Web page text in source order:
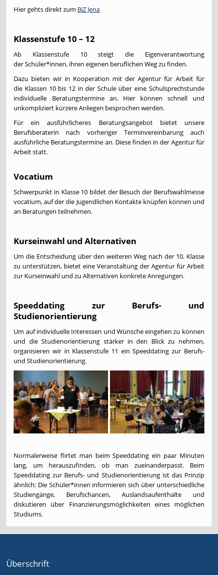
Hier gehts direkt zum BiZ Jena
Klassenstufe 10 – 12
Ab Klassenstufe 10 steigt die Eigenverantwortung
der Schüler*innen, ihren eigenen beruflichen Weg zu finden.
Dazu bieten wir in Kooperation mit der Agentur für Arbeit für
die Klassen 10 bis 12 in der Schule über eine Schulsprechstunde
individuelle Beratungstermine an. Hier können schnell und
unkompliziert kürzere Anliegen besprochen werden.
Für ein ausführlicheres Beratungsangebot bietet unsere
Berufsberaterin nach vorheriger Terminvereinbarung auch
ausführliche Beratungstermine an. Diese finden in der Agentur für
Arbeit statt.
Vocatium
Schwerpunkt in Klasse 10 bildet der Besuch der Berufswahlmesse
vocatium, auf der die Jugendlichen Kontakte knüpfen können und
an Beratungen teilnehmen.
Kurseinwahl und Alternativen
Um die Entscheidung über den weiteren Weg nach der 10. Klasse
zu unterstützen, bietet eine Veranstaltung der Agentur für Arbeit
zur Kurseinwahl und zu Alternativen konkrete Anregungen.
Speeddating zur Berufs- und
Studienorientierung
Um auf individuelle Interessen und Wünsche eingehen zu können
und die Studienorientierung stärker in den Blick zu nehmen,
organisieren wir in Klassenstufe 11 ein Speeddating zur Berufs-
und Studienorientierung.
Normalerweise flirtet man beim Speeddating ein paar Minuten
lang, um herauszufinden, ob man zueinanderpasst. Beim
Speeddating zur Berufs- und Studienorientierung ist das Prinzip
ähnlich: Die Schüler*innen informieren sich über unterschiedliche
Studiengänge, Berufschancen, Auslandsaufenthalte und
diskutieren über Finanzierungsmöglichkeiten eines möglichen
Studiums.
Überschrift